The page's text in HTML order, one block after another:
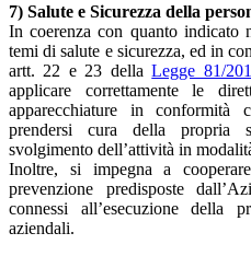
7) Salute e Sicurezza della
In coerenza con quanto indicato
temi di salute e sicurezza, ed in
artt. 22 e 23 dellaLegge 81/
applicare correttamente le
apparecchiature in
prendersi cura della propria
svolgimento dell’attività in
Inoltre, si impegna a
prevenzione predisposte
connessi all’esecuzione della
aziendali.